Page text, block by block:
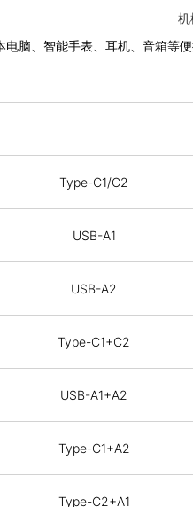
机
电脑、智能手表、耳机、音箱等
Type-C1/C2
USB-A1
USB-A2
Type-C1+C2
USB-A1+A2
Type-C1+A2
Type-C2+A1